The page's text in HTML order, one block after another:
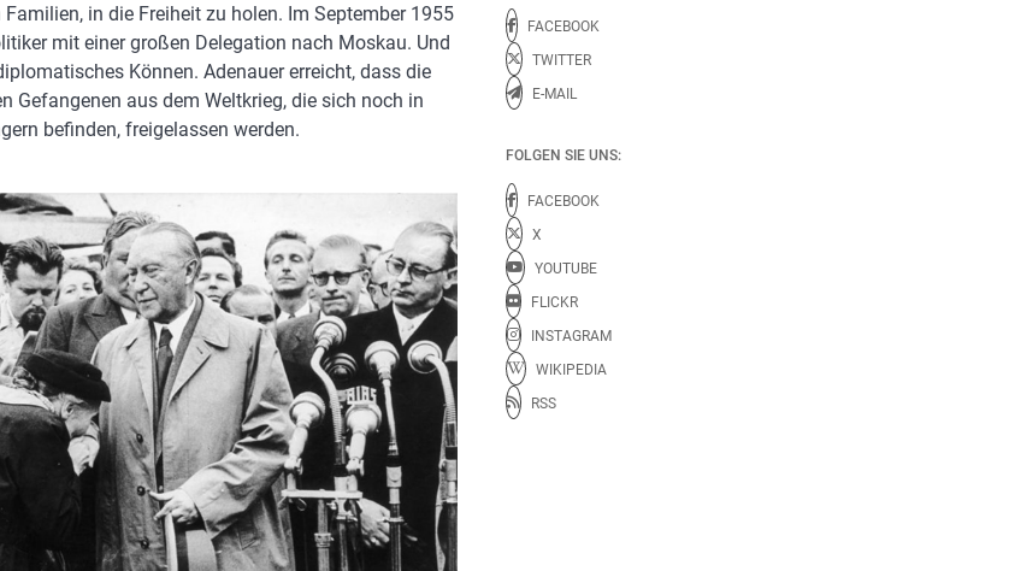
Familien, in die Freiheit zu holen. Im September 1955
mit einer großen Delegation nach Moskau. Und
Können. Adenauer erreicht, dass die
Gefangenen aus dem Weltkrieg, die sich noch in
befinden, freigelassen werden.
FACEBOOK
TWITTER
E-MAIL
FOLGEN SIE UNS:
FACEBOOK
X
YOUTUBE
FLICKR
INSTAGRAM
WIKIPEDIA
RSS